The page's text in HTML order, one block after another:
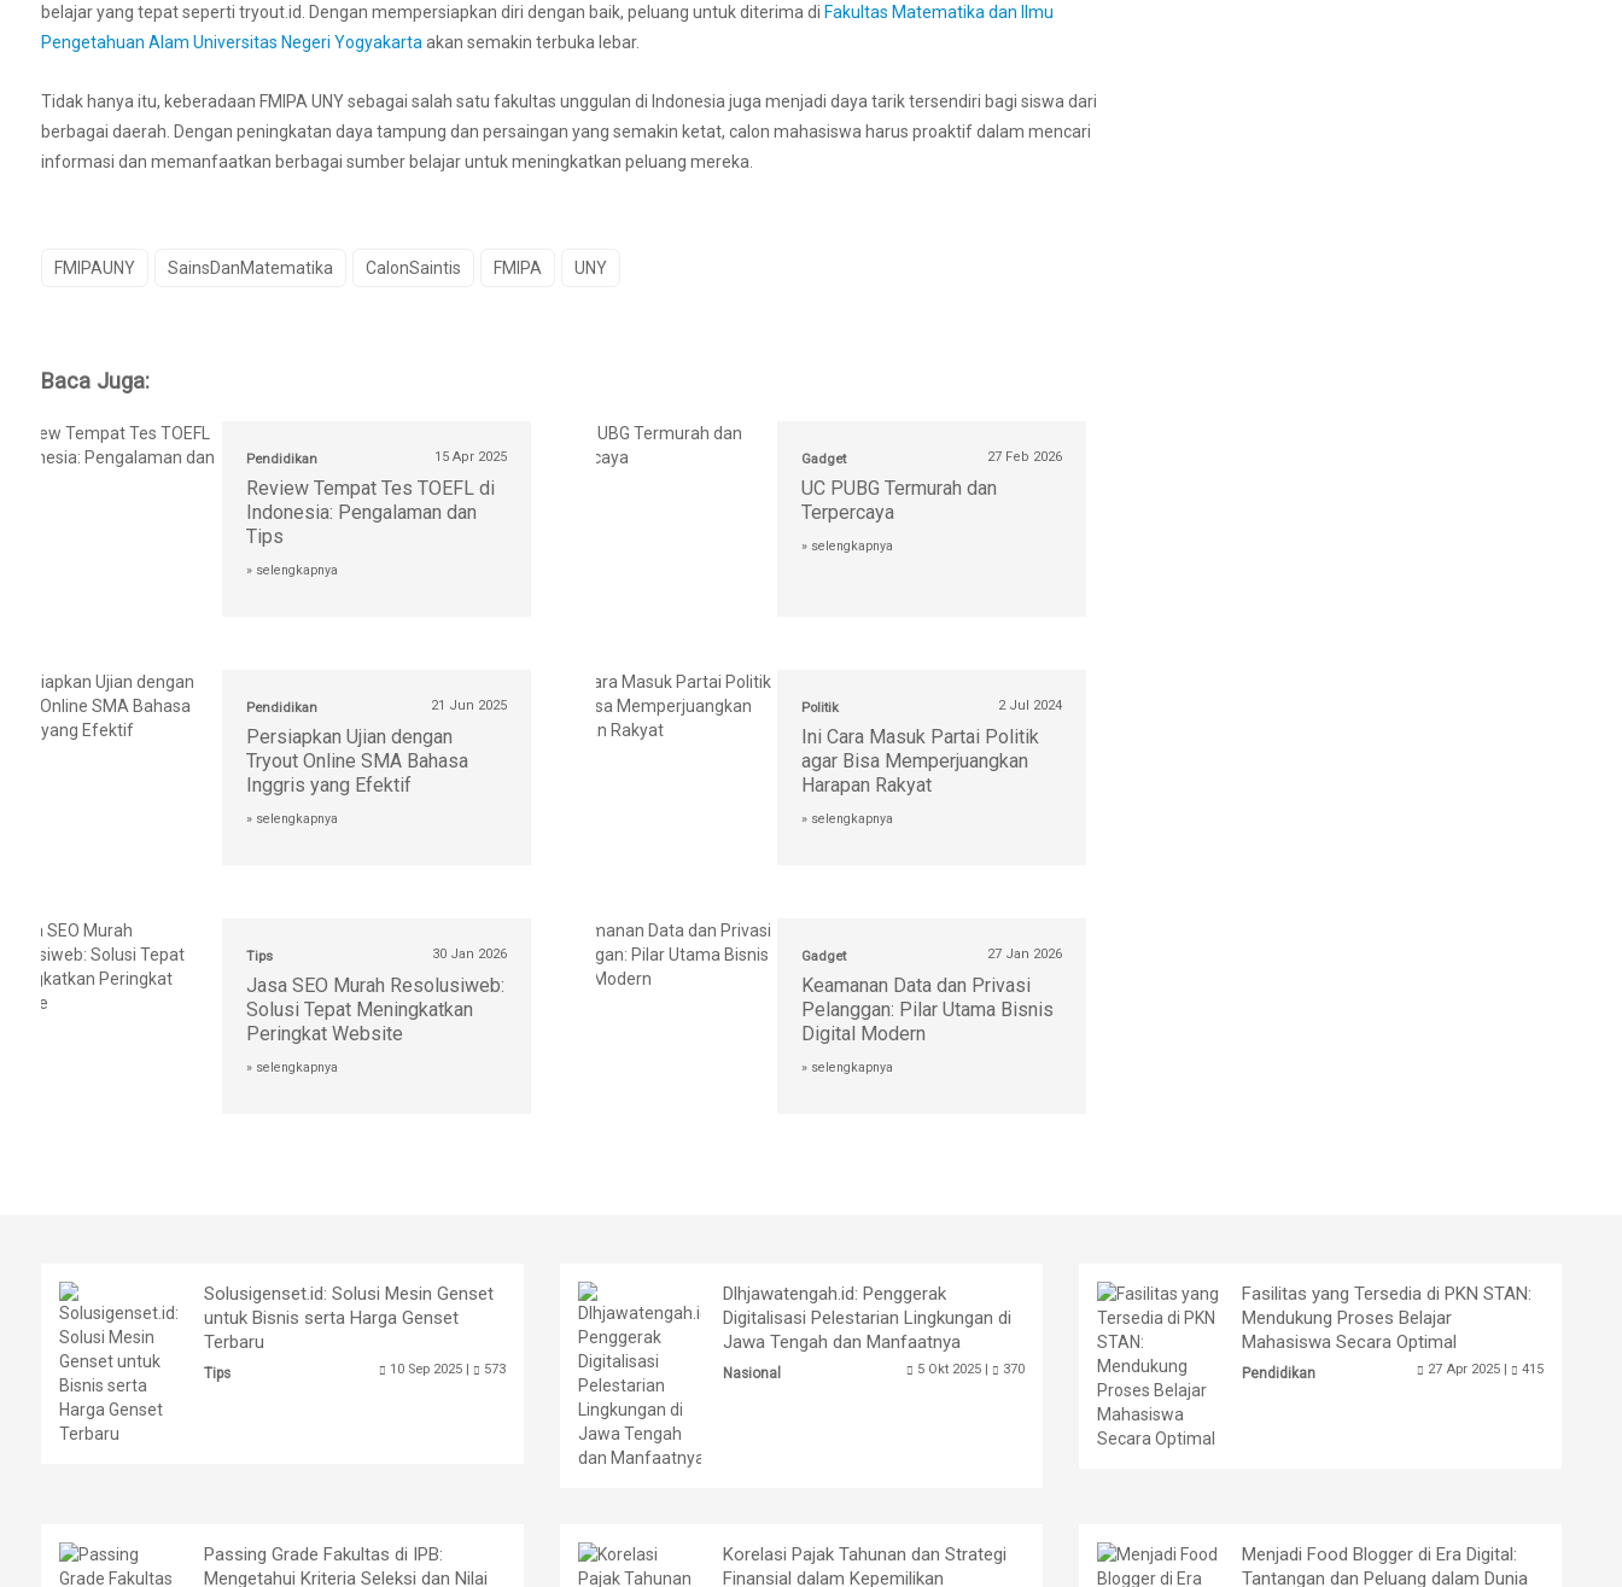
belajar yang tepat seperti tryout.id. Dengan mempersiapkan diri dengan baik, peluang untuk diterima di Fakultas Matematika dan Ilmu
Pengetahuan Alam Universitas Negeri Yogyakarta akan semakin terbuka lebar.
Tidak hanya itu, keberadaan FMIPA UNY sebagai salah satu fakultas unggulan di Indonesia juga menjadi daya tarik tersendiri bagi siswa dari
berbagai daerah. Dengan peningkatan daya tampung dan persaingan yang semakin ketat, calon mahasiswa harus proaktif dalam mencari
informasi dan memanfaatkan berbagai sumber belajar untuk meningkatkan peluang mereka.
FMIPAUNY SainsDanMatematika CalonSaintis FMIPA UNY
Baca Juga:
Pendidikan 15 Apr 2025
Review Tempat Tes TOEFL di
Indonesia: Pengalaman dan
Tips
» selengkapnya
Gadget 27 Feb 2026
UC PUBG Termurah dan
Terpercaya
» selengkapnya
Pendidikan 21 Jun 2025
Persiapkan Ujian dengan
Tryout Online SMA Bahasa
Inggris yang Efektif
» selengkapnya
Politik 2 Jul 2024
Ini Cara Masuk Partai Politik
agar Bisa Memperjuangkan
Harapan Rakyat
» selengkapnya
Tips 30 Jan 2026
Jasa SEO Murah Resolusiweb:
Solusi Tepat Meningkatkan
Peringkat Website
» selengkapnya
Gadget 27 Jan 2026
Keamanan Data dan Privasi
Pelanggan: Pilar Utama Bisnis
Digital Modern
» selengkapnya
Solusigenset.id: Solusi Mesin Genset
untuk Bisnis serta Harga Genset
Terbaru
Tips 10 Sep 2025 | 573
Dlhjawatengah.id: Penggerak
Digitalisasi Pelestarian Lingkungan di
Jawa Tengah dan Manfaatnya
Nasional 5 Okt 2025 | 370
Fasilitas yang Tersedia di PKN STAN:
Mendukung Proses Belajar
Mahasiswa Secara Optimal
Pendidikan 27 Apr 2025 | 415
Passing Grade Fakultas di IPB:
Mengetahui Kriteria Seleksi dan Nilai
Korelasi Pajak Tahunan dan Strategi
Finansial dalam Kepemilikan
Menjadi Food Blogger di Era Digital:
Tantangan dan Peluang dalam Dunia